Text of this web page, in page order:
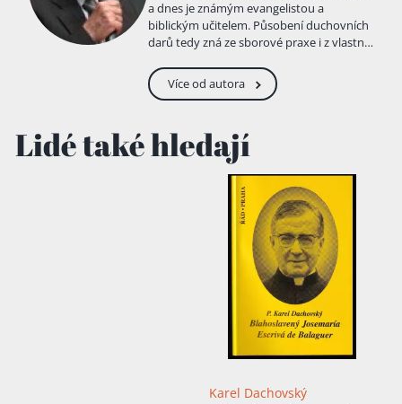
a dnes je známým evangelistou a
biblickým učitelem. Působení duchovních
darů tedy zná ze sborové praxe i z vlastní
tématem důkladně na základě Bible.
Více od autora
Lidé také hledají
Karel Dachovský